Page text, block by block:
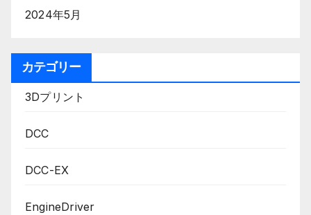
2024年5月
カテゴリー
3Dプリント
DCC
DCC-EX
EngineDriver